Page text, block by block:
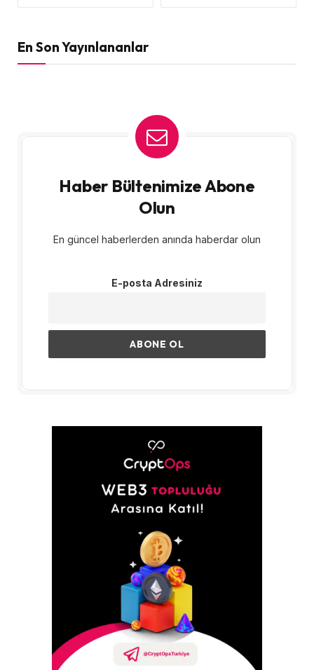
En Son Yayınlananlar
Haber Bültenimize Abone
Olun
En güncel haberlerden anında haberdar olun
E-posta Adresiniz